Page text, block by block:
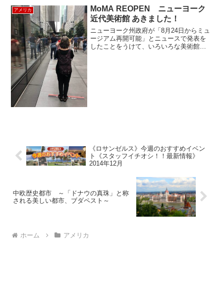
アメリカ
MoMA REOPEN ニューヨーク
近代美術館 あきました！
ニューヨーク州政府が「8月24日からミュ
ージアム再開可能」とニュースで発表を
したことをうけて、いろいろな美術館が
《ロサンゼルス》今週のおすすめイベン
ト《スタッフイチオシ！！最新情報》
2014年12月
中欧歴史都市 ～「ドナウの真珠」と称
される美しい都市、ブダペスト～
ホーム アメリカ